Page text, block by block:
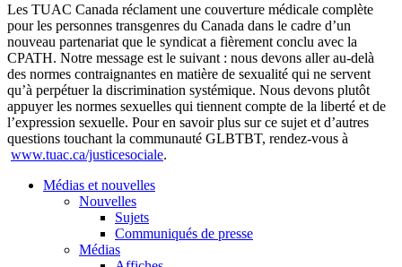
Les TUAC Canada réclament une couverture médicale complète
pour les personnes transgenres du Canada dans le cadre d’un
nouveau partenariat que le syndicat a fièrement conclu avec la
CPATH. Notre message est le suivant : nous devons aller au-delà
des normes contraignantes en matière de sexualité qui ne servent
qu’à perpétuer la discrimination systémique. Nous devons plutôt
appuyer les normes sexuelles qui tiennent compte de la liberté et de
l’expression sexuelle. Pour en savoir plus sur ce sujet et d’autres
questions touchant la communauté GLBTBT, rendez-vous à
www.tuac.ca/justicesociale.
Médias et nouvelles
Nouvelles
Sujets
Communiqués de presse
Médias